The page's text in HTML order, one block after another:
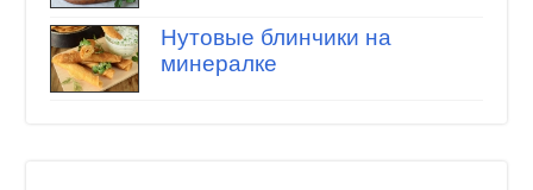
Нутовые блинчики на
минералке